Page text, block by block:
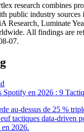
research combines
public industry
Research, Luminate
All findings are
07.
Spotify en 2026 : 9
au-dessus de 25 %
tactiques data-driven
2026.